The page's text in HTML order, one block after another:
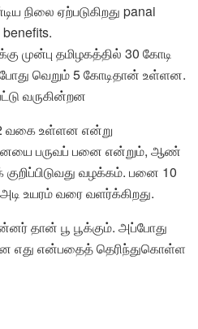
நிலை ஏற்படுகிறது panai
முன்பு தமிழகத்தில் 30 கோடி
வெறும் 5 கோடிதான் உள்ளன.
வருகின்றன
உள்ளன என்று
பருவப் பனை என்றும், ஆண்
வழக்கம். பனை 10
உயரம் வரை வளர்க்கிறது.
தான் பூ பூக்கும். அப்போது
என்பதைத் தெரிந்துகொள்ள